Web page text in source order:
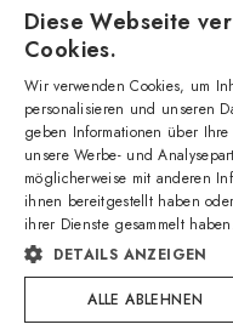
Amevista Srl
Diese Webseite
Cookies.
Wir verwenden Cookies, um
personalisieren und unseren
geben Informationen über
unsere Werbe- und
möglicherweise mit anderen
ihnen bereitgestellt haben
ihrer Dienste gesammelt
DETAILS ANZEIGEN
ALLE ABLEHNEN